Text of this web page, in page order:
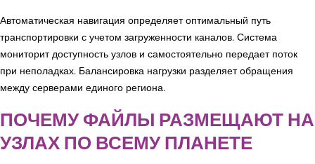
Автоматическая навигация определяет оптимальный путь
транспортировки с учетом загруженности каналов. Система
мониторит доступность узлов и самостоятельно передает поток
при неполадках. Балансировка нагрузки разделяет обращения
между серверами единого региона.
ПОЧЕМУ ФАЙЛЫ РАЗМЕЩАЮТ НА
УЗЛАХ ПО ВСЕМУ ПЛАНЕТЕ